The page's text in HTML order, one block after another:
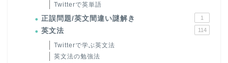
Twitterで英単語
正誤問題/英文間違い謎解き 1
英文法 114
Twitterで学ぶ英文法
英文法の勉強法